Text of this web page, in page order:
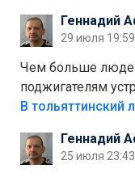
лежала в парке и
украли.
Геннадий
29 июля 19:59
Чем больше
поджигателям
костры,тех надо
ШтрафыГеннадий
25 июля 23:43